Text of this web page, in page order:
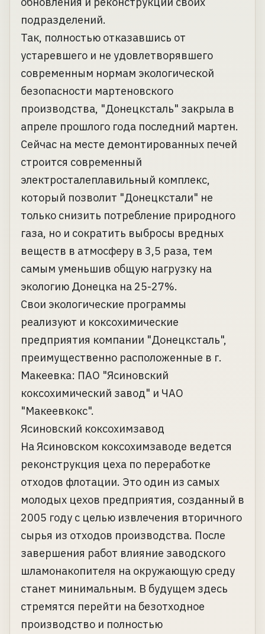
подразделений.
Так, полностью отказавшись от
устаревшего и не удовлетворявшего
современным нормам экологической
безопасности мартеновского
производства, "Донецксталь" закрыла в
апреле прошлого года последний мартен.
Сейчас на месте демонтированных печей
строится современный
электросталеплавильный комплекс,
который позволит "Донецкстали" не
только снизить потребление природного
газа, но и сократить выбросы вредных
веществ в атмосферу в 3,5 раза, тем
самым уменьшив общую нагрузку на
экологию Донецка на 25-27%.
Свои экологические программы
реализуют и коксохимические
предприятия компании "Донецксталь",
преимущественно расположенные в г.
Макеевка: ПАО "Ясиновский
коксохимический завод" и ЧАО
"Макеевкокс".
Ясиновский коксохимзавод
На Ясиновском коксохимзаводе ведется
реконструкция цеха по переработке
отходов флотации. Это один из самых
молодых цехов предприятия, созданный в
2005 году с целью извлечения вторичного
сырья из отходов производства. После
завершения работ влияние заводского
шламонакопителя на окружающую среду
станет минимальным. В будущем здесь
стремятся перейти на безотходное
производство и полностью